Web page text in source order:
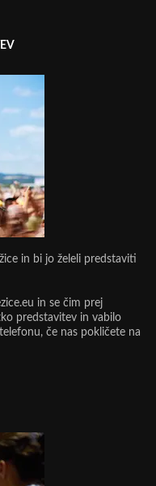
in bi jo želeli predstaviti
in se čim prej
predstavitev in vabilo
če nas pokličete na